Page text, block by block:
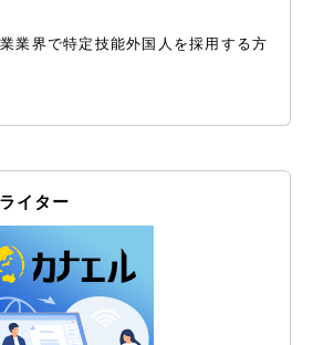
業界で特定技能外国人を採用する方
イター